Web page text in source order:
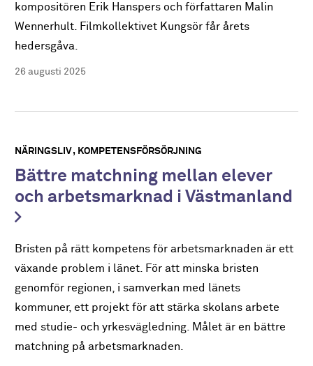
kompositören Erik Hanspers och författaren Malin
Wennerhult. Filmkollektivet Kungsör får årets
hedersgåva.
26 augusti 2025
NÄRINGSLIV KOMPETENSFÖRSÖRJNING
Bättre matchning mellan elever
och arbetsmarknad i Västmanland
Bristen på rätt kompetens för arbetsmarknaden är ett
växande problem i länet. För att minska bristen
genomför regionen, i samverkan med länets
kommuner, ett projekt för att stärka skolans arbete
med studie- och yrkesvägledning. Målet är en bättre
matchning på arbetsmarknaden.